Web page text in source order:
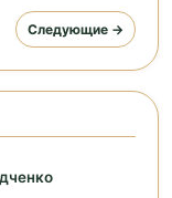
Следующие →